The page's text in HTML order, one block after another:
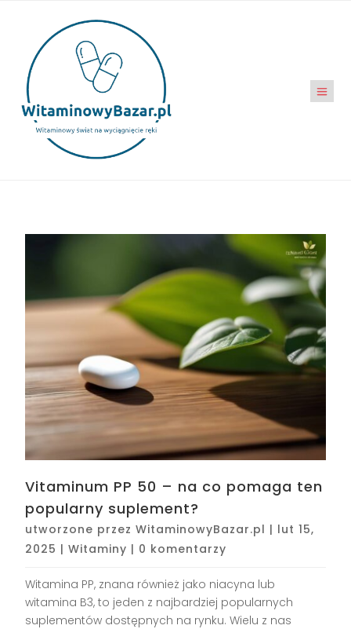
Vitaminum PP 50 – na co pomaga ten
popularny suplement?
utworzone przezWitaminowyBazar.pl | lut 15,
2025 |Witaminy | 0 komentarzy
Witamina PP, znana również jako niacyna lub
witamina B3, to jeden z najbardziej popularnych
suplementów dostępnych na rynku. Wielu z nas